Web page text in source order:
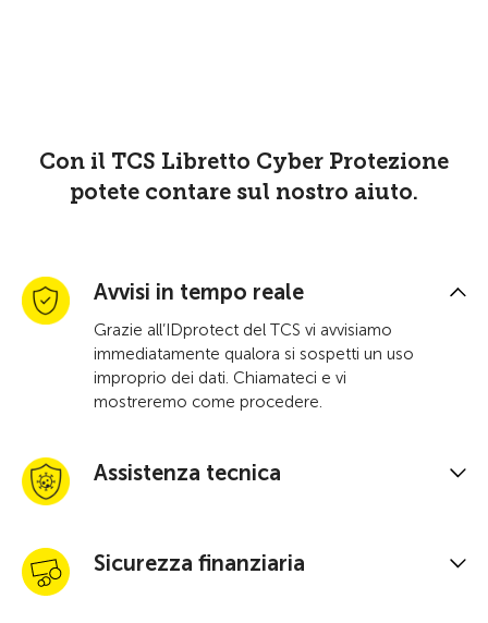
Con il TCS Libretto Cyber Protezione
potete contare sul nostro aiuto.
Avvisi in tempo reale
Grazie all’IDprotect del TCS vi avvisiamo
immediatamente qualora si sospetti un uso
improprio dei dati. Chiamateci e vi
mostreremo come procedere.
Assistenza tecnica
Sicurezza finanziaria